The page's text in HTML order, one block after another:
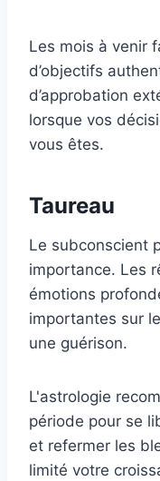
Les mois à venir
d’objectifs
d’approbation
lorsque vos
vous êtes.
Taureau
Le subconscient
importance. Les
émotions
importantes sur
une guérison.
L'astrologie
période pour se
et refermer les
limité votre